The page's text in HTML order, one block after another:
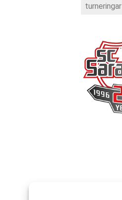
turneringar